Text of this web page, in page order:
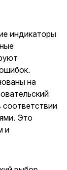
индикаторы
на
соответствии
Это
и